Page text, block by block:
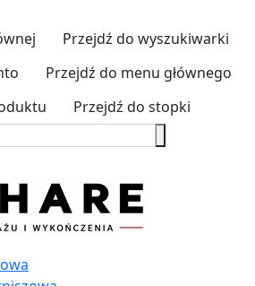
Przejdź do wyszukiwarki
Przejdź do menu głównego
Przejdź do stopki